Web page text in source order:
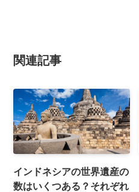
関連記事
インドネシアの世界遺産の
数はいくつある？それぞれ